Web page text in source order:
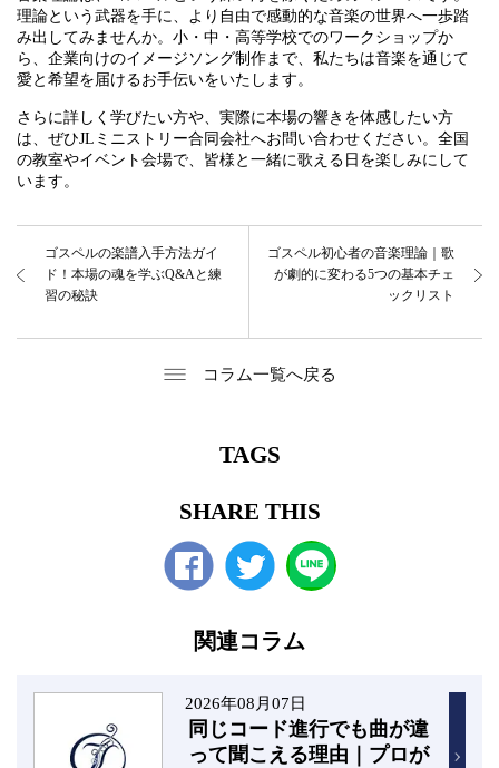
理論という武器を手に、より自由で感動的な音楽の世界へ一歩踏
み出してみませんか。小・中・高等学校でのワークショップか
ら、企業向けのイメージソング制作まで、私たちは音楽を通じて
愛と希望を届けるお手伝いをいたします。
さらに詳しく学びたい方や、実際に本場の響きを体感したい方
は、ぜひJLミニストリー合同会社へお問い合わせください。全国
の教室やイベント会場で、皆様と一緒に歌える日を楽しみにして
います。
ゴスペルの楽譜入手方法ガイ
ド！本場の魂を学ぶQ&Aと練
習の秘訣
ゴスペル初心者の音楽理論｜歌
が劇的に変わる5つの基本チェ
ックリスト
コラム一覧へ戻る
TAGS
SHARE THIS
関連コラム
2026年08月07日
同じコード進行でも曲が違
って聞こえる理由｜プロが